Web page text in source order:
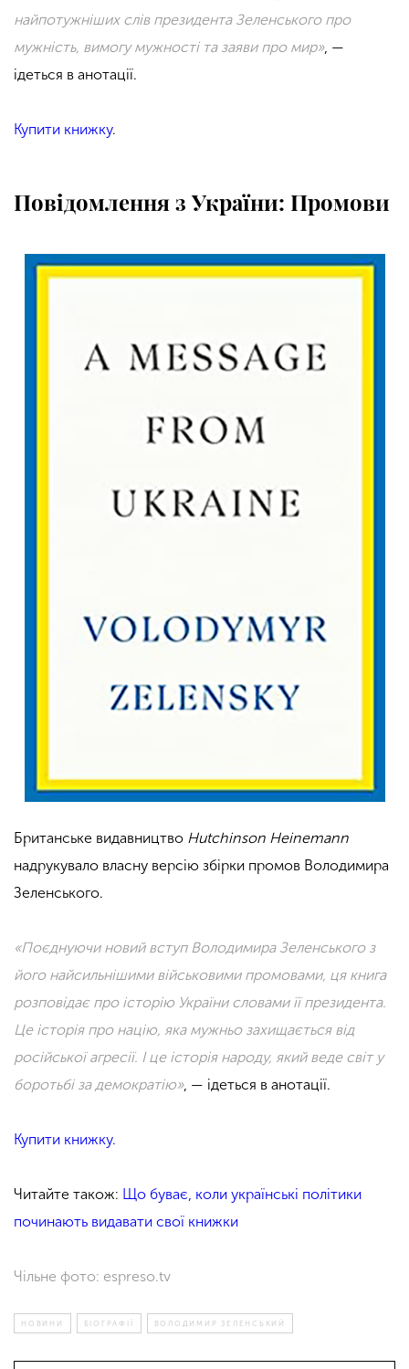
найпотужніших слів президента Зеленського про
мужність, вимогу мужності та заяви про мир», —
ідеться в анотації.
Купити книжку.
Повідомлення з України: Промови
Британське видавництво Hutchinson Heinemann
надрукувало власну версію збірки промов Володимира
Зеленського.
«Поєднуючи новий вступ Володимира Зеленського з
його найсильнішими військовими промовами, ця книга
розповідає про історію України словами її президента.
Це історія про націю, яка мужньо захищається від
російської агресії. І це історія народу, який веде світ у
боротьбі за демократію», — ідеться в анотації.
Купити книжку.
Читайте також: Що буває, коли українські політики
починають видавати свої книжки
Чільне фото: espreso.tv
НОВИНИ БІОГРАФІЇ ВОЛОДИМИР ЗЕЛЕНСЬКИЙ